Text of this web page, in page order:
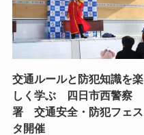
交通ルールと防犯知識を楽
しく学ぶ 四日市西警察
署 交通安全・防犯フェス
タ開催